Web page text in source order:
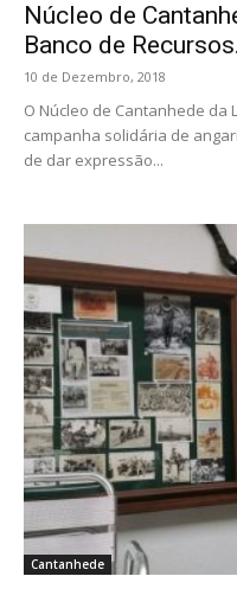
Núcleo de
Banco de
10 de Dezembro, 2018
O Núcleo de Cantanhede da
campanha solidária de
de dar expressão...
Cantanhede